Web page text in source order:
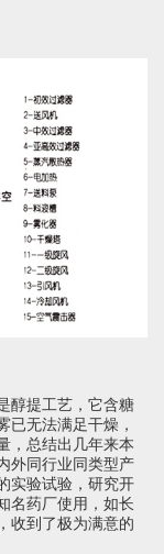
提工艺，它含糖
已无法满足干燥，
，总结出几年来本
外同行业同类型产
实验试验，研究开
名药厂使用，如长
收到了极为满意的